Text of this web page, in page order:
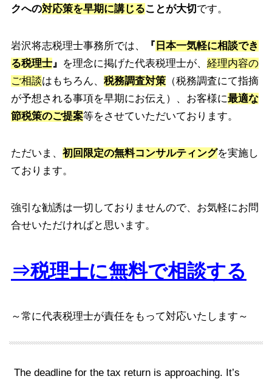
クへの対応策を早期に講じることが大切 です。
岩沢将志税理士事務所では、 『 日本一気軽に相談でき
る税理士』 を理念に掲げた代表税理士が、 経理内容の
ご相談はもちろん、 税務調査対策 （税務調査にて指摘
が予想される事項を早期にお伝え）、お客様に最適な
節税策のご提案等をさせていただいております。
ただいま、 初回限定の無料コンサルティングを実施し
ております。
強引な勧誘は一切しておりませんので、お気軽にお問
合せいただければと思います。
⇒税理士に無料で相談する
～常に代表税理士が責任をもって対応いたします～
The deadline for the tax return is approaching. It’s